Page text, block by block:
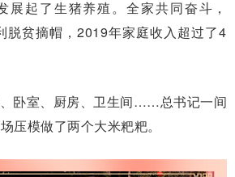
展起了生猪养殖。全家共同奋斗，
脱贫摘帽，2019年家庭收入超过了4
卧室、厨房、卫生间……总书记一间
压模做了两个大米粑粑。